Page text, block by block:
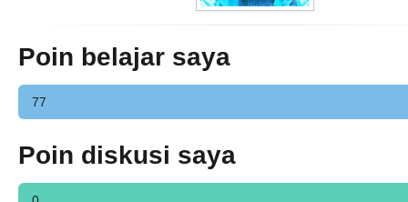
Poin belajar saya
77
Poin diskusi saya